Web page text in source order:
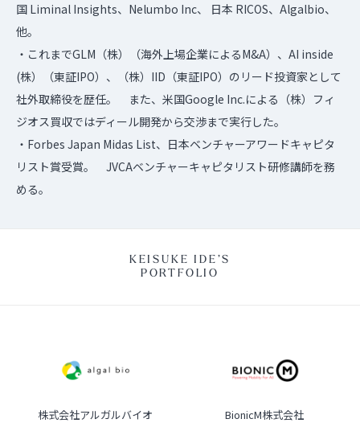
国 Liminal Insights、Nelumbo Inc、 日本 RICOS、Algalbio、
他。
・これまでGLM（株）（海外上場企業によるM&A）、AI inside
(株）（東証IPO）、（株）IID（東証IPO）のリード投資家として
社外取締役を歴任。 また、米国Google Inc.による（株）フィ
ジオス買収ではディール開発から交渉まで実行した。
・Forbes Japan Midas List、日本ベンチャーアワードキャピタ
リスト賞受賞。 JVCAベンチャーキャピタリスト研修講師を務
める。
KEISUKE IDE’S
PORTFOLIO
株式会社アルガルバイオ BionicM株式会社